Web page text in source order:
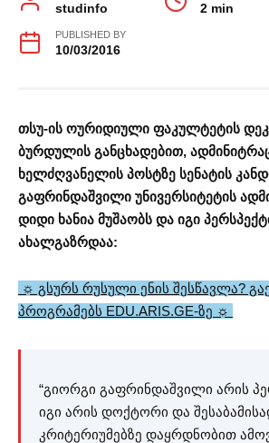
studinfo 2 min
PUBLISHED BY
10/03/2016
თსუ-ის ოურიდიული ფაკულტეტის
ბურდულის განცხადებით,
ხელძღვანელის პოსტზე სენატის
გაფრინდაშვილი უნივერსიტეტის
დიდი ხანია მუშაობს და იგი
ახალგაზრდაა:
☼ გსურს რუსული ენის შესწავლა?
პროგრამებს EDU.ARIS.GE-ზე ☼
“გიორგი გაფრინდაშვილი არის
იგი არის დოქტორი და
კრიტერიუმებზე დაყრდნობით